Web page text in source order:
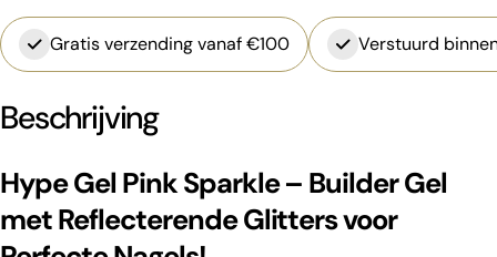
Gratis verzending vanaf €100 Verstuurd
Beschrijving
Hype Gel Pink Sparkle – Builder Gel
met Reflecterende Glitters voor